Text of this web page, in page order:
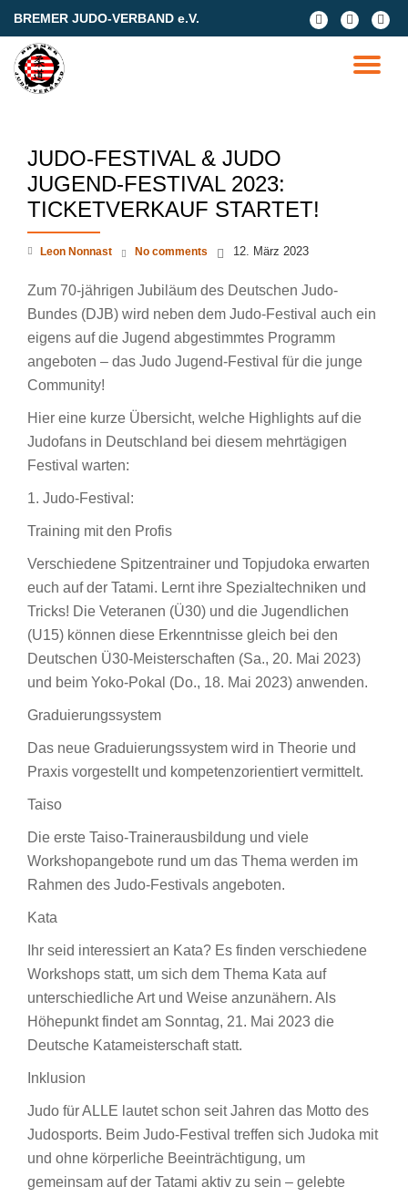
content
BREMER JUDO-VERBAND e.V.
fa-
facebook
fa-
facebook
fa-
google-
plus-
square
JUDO-FESTIVAL & JUDO
JUGEND-FESTIVAL 2023:
TICKETVERKAUF STARTET!
Leon Nonnast 12. März 2023
No comments
Zum 70-jährigen Jubiläum des Deutschen Judo-
Bundes (DJB) wird neben dem Judo-Festival auch ein
eigens auf die Jugend abgestimmtes Programm
angeboten – das Judo Jugend-Festival für die junge
Community!
Hier eine kurze Übersicht, welche Highlights auf die
Judofans in Deutschland bei diesem mehrtägigen
Festival warten:
1. Judo-Festival:
Training mit den Profis
Verschiedene Spitzentrainer und Topjudoka erwarten
euch auf der Tatami. Lernt ihre Spezialtechniken und
Tricks! Die Veteranen (Ü30) und die Jugendlichen
(U15) können diese Erkenntnisse gleich bei den
Deutschen Ü30-Meisterschaften (Sa., 20. Mai 2023)
und beim Yoko-Pokal (Do., 18. Mai 2023) anwenden.
Graduierungssystem
Das neue Graduierungssystem wird in Theorie und
Praxis vorgestellt und kompetenzorientiert vermittelt.
Taiso
Die erste Taiso-Trainerausbildung und viele
Workshopangebote rund um das Thema werden im
Rahmen des Judo-Festivals angeboten.
Kata
Ihr seid interessiert an Kata? Es finden verschiedene
Workshops statt, um sich dem Thema Kata auf
unterschiedliche Art und Weise anzunähern. Als
Höhepunkt findet am Sonntag, 21. Mai 2023 die
Deutsche Katameisterschaft statt.
Inklusion
Judo für ALLE lautet schon seit Jahren das Motto des
Judosports. Beim Judo-Festival treffen sich Judoka mit
und ohne körperliche Beeinträchtigung, um
gemeinsam auf der Tatami aktiv zu sein – gelebte